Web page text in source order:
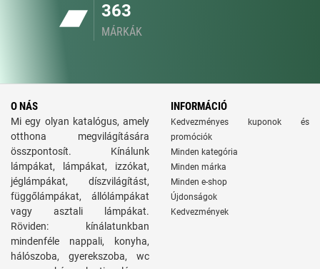
363
MÁRKÁK
O NÁS
Mi egy olyan katalógus, amely
otthona megvilágítására
összpontosít. Kínálunk
lámpákat, lámpákat, izzókat,
jéglámpákat, díszvilágítást,
függőlámpákat, állólámpákat
vagy asztali lámpákat.
Röviden: kínálatunkban
mindenféle nappali, konyha,
hálószoba, gyerekszoba, wc
INFORMÁCIÓ
Kedvezményes kuponok és
promóciók
Minden kategória
Minden márka
Minden e-shop
Újdonságok
Kedvezmények